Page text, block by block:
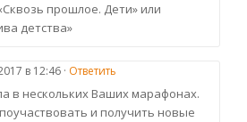
прошлое. Дети» или
детства»
в 12:46 · Ответить
в нескольких Ваших марафонах.
и получить новые